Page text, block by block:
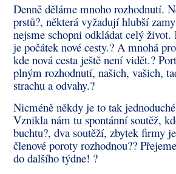
Denně děláme mnoho rozhodnutí.
prstů?, některá vyžadují hlubší
nejsme schopni odkládat celý život.
je počátek nové cesty.? A mnohá
kde nová cesta ještě není vidět.?
plným rozhodnutí, našich, vašich,
strachu a odvahy.?
Nicméně někdy je to tak
Vznikla nám tu spontánní soutěž,
buchtu?, dva soutěží, zbytek firmy
členové poroty rozhodnou??
do dalšího týdne! ?